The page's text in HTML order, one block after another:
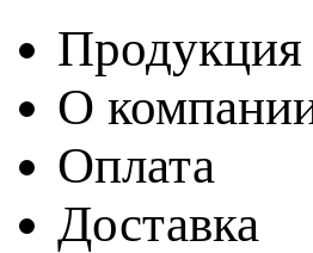
Продукция
О
Оплата
Доставка